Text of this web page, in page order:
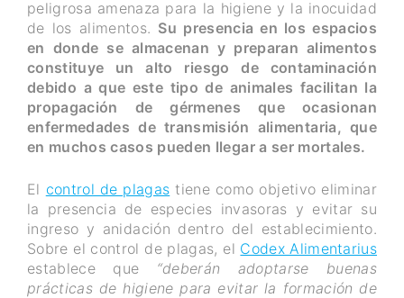
peligrosa amenaza para la higiene y la inocuidad
de los alimentos. Su presencia en los espacios
en donde se almacenan y preparan alimentos
constituye un alto riesgo de contaminación
debido a que este tipo de animales facilitan la
propagación de gérmenes que ocasionan
enfermedades de transmisión alimentaria, que
en muchos casos pueden llegar a ser mortales.
El control de plagas tiene como objetivo eliminar
la presencia de especies invasoras y evitar su
ingreso y anidación dentro del establecimiento.
Sobre el control de plagas, el Codex Alimentarius
establece que “deberán adoptarse buenas
prácticas de higiene para evitar la formación de